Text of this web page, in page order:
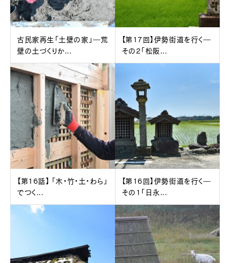
古民家再生「土壁の家」―荒
壁の土づくりか...
【第17回】伊勢街道を行く―
その2「松阪...
【第16話】 「木・竹・土・わら」
でつく...
【第16回】伊勢街道を行く―
その1「日永...